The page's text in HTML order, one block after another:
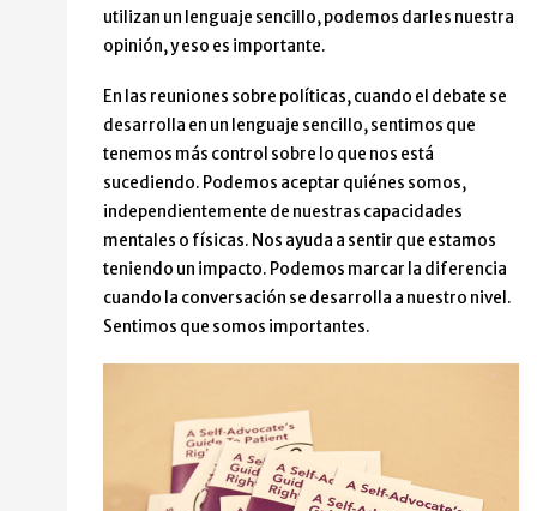
utilizan un lenguaje sencillo, podemos darles nuestra
opinión, y eso es importante.
En las reuniones sobre políticas, cuando el debate se
desarrolla en un lenguaje sencillo, sentimos que
tenemos más control sobre lo que nos está
sucediendo. Podemos aceptar quiénes somos,
independientemente de nuestras capacidades
mentales o físicas. Nos ayuda a sentir que estamos
teniendo un impacto. Podemos marcar la diferencia
cuando la conversación se desarrolla a nuestro nivel.
Sentimos que somos importantes.